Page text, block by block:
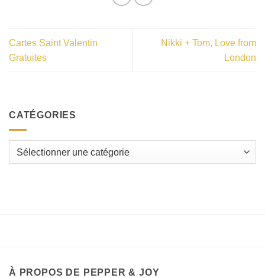
Cartes Saint Valentin
Gratuites
Nikki + Tom, Love from
London
CATÉGORIES
Catégories
À PROPOS DE PEPPER & JOY